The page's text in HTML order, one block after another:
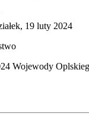
19 luty 2024
Wojewody